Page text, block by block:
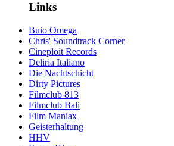
Links
Buio Omega
Chris' Soundtrack Corner
Cineploit Records
Deliria Italiano
Die Nachtschicht
Dirty Pictures
Filmclub 813
Filmclub Bali
Film Maniax
Geisterhaltung
HHV